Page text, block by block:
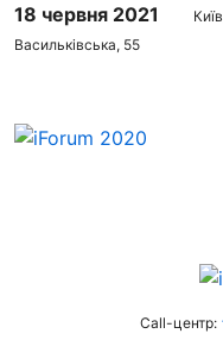
18 червня 2021
Васильківська, 55
Call-центр: